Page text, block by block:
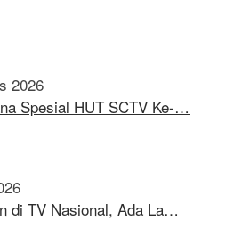
2026
Spesial HUT SCTV Ke-…
di TV Nasional, Ada La…